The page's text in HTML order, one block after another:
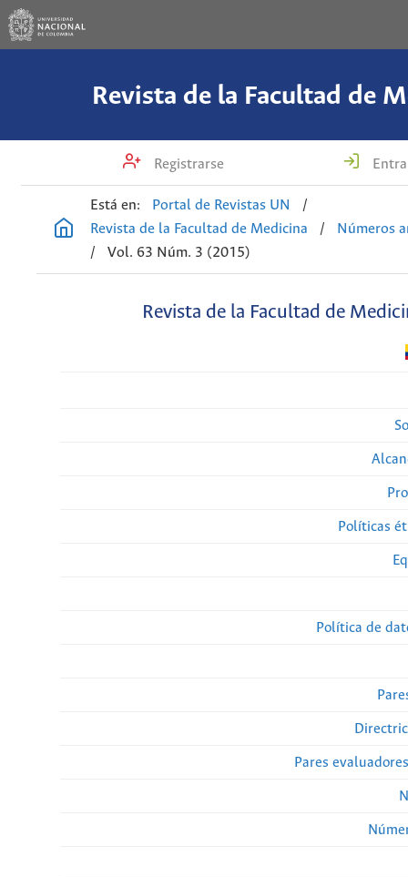
Revista de la Facultad de
Registrarse
Está en: Portal de Revistas UN
/
Revista de la Facultad de Medicina
/
Números
/
Vol. 63 Núm. 3 (2015)
Revista de la Facultad de
Políticas
Política de
Pares